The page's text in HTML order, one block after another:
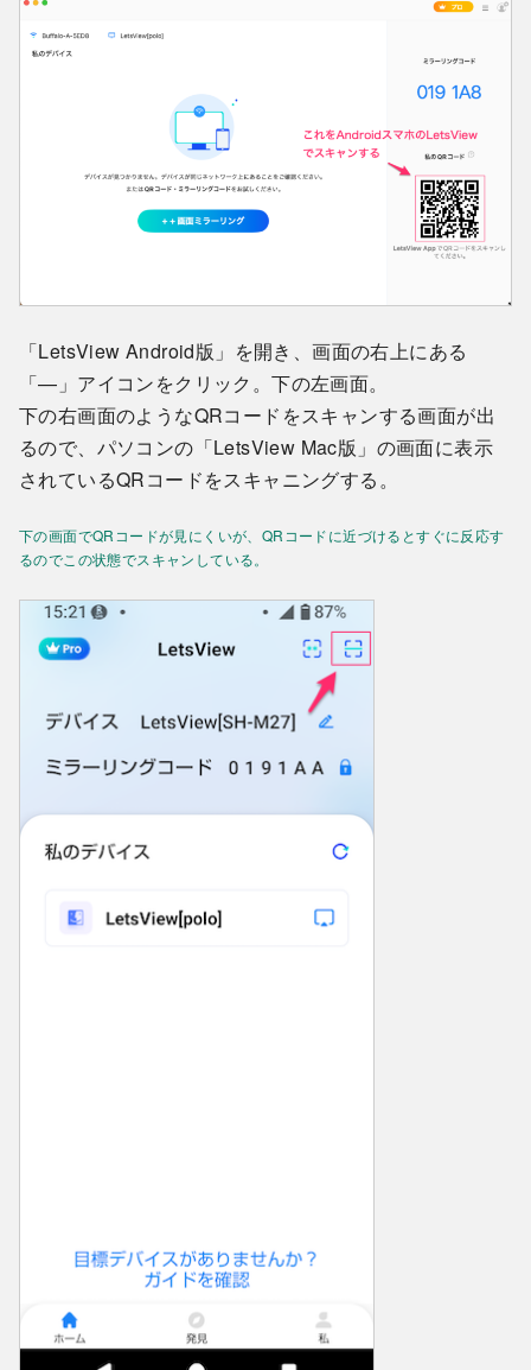
「LetsView Android版」を開き、画面の右上にある
「—」アイコンをクリック。下の左画面。
下の右画面のようなQRコードをスキャンする画面が出
るので、パソコンの「LetsView Mac版」の画面に表示
されているQRコードをスキャニングする。
下の画面でQRコードが見にくいが、QRコードに近づけるとすぐに反応す
るのでこの状態でスキャンしている。